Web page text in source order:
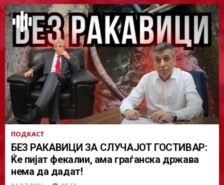
ПОДКАСТ
БЕЗ РАКАВИЦИ ЗА СЛУЧАЈОТ ГОСТИВАР:
Ќе пијат фекалии, ама граѓанска држава
нема да дадат!